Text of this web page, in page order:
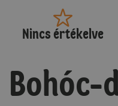
Nincs értékelve
Bohóc-